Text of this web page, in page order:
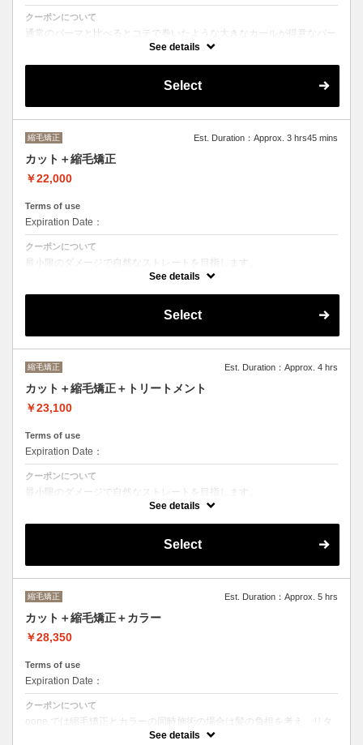
クーポンについて
通常のパーマと比べるとコテで巻いたような大きなカールが得意なパー
バーっと乾かすだけでパーマがしっかり出るのでお手入れも楽になりま
す。
See details
Select
縮毛矯正 Est. Duration：Approx. 3 hrs45 mins
カット＋縮毛矯正
￥22,000
Terms of use
Expiration Date：
クーポンについて
最小限のダメージで自然なストレートを目指します。
カット&縮毛矯正22000（6ヶ月以内のリタッチ）
カット&縮毛矯正25000〜（前回の縮毛矯正が1年以上前の場合）
See details
Select
縮毛矯正 Est. Duration：Approx. 4 hrs
カット＋縮毛矯正＋トリートメント
￥23,100
Terms of use
Expiration Date：
クーポンについて
最小限のダメージで自然なストレートを目指します。
トリートメントの種類によって料金が異なります。
クイックトリートメント→¥23100
See details
Select
縮毛矯正 Est. Duration：Approx. 5 hrs
カット＋縮毛矯正＋カラー
￥28,350
Terms of use
Expiration Date：
クーポンについて
oone では縮毛矯正とカラーの同時施術の場合は髪の負担を考え、リタ
ッチのみのカラーを推奨させて頂いております。
See details